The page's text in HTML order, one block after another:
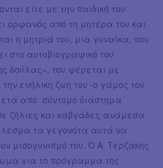
είτε με την παιδική του
ορφανός από τη μητέρα του και
η μητριά του, μια γυναίκα, που
στο αυτοβιογραφικό του
δούλας», του φέρεται με
ενήλικη ζωή του -ο γάμος του
από σύντομο διάστημα
ζήλιες και καβγάδες ανάμεσα
τα γεγονότα αυτά να
μισογυνισμό του. Ο Α. Τερζάκης
για το πρόγραμμα της